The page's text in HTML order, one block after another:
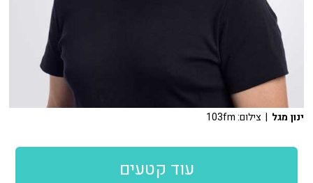
ינון מגל | צילום: 103fm
עוד קטעים